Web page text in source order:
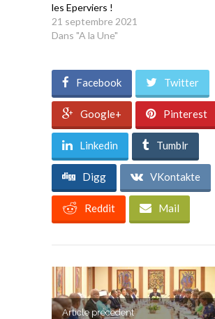
les Eperviers !
21 septembre 2021
Dans "A la Une"
Facebook Twitter
Google+ Pinterest
Linkedin Tumblr
Digg VKontakte
Reddit Mail
Article précedent